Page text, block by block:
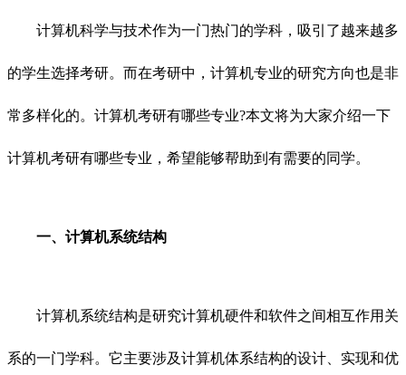
计算机科学与技术作为一门热门的学科，吸引了越来越多
的学生选择考研。而在考研中，计算机专业的研究方向也是非
常多样化的。计算机考研有哪些专业?本文将为大家介绍一下
计算机考研有哪些专业，希望能够帮助到有需要的同学。
一、计算机系统结构
计算机系统结构是研究计算机硬件和软件之间相互作用关
系的一门学科。它主要涉及计算机体系结构的设计、实现和优